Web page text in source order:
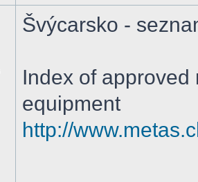
Švýcarsko -
Index of
equipment
http://